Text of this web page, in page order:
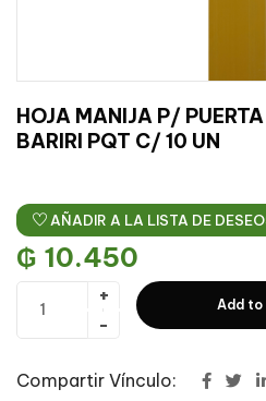
HOJA MANIJA P/
BARIRI PQT C/ 10 UN
AÑADIR A LA LISTA DE
₲ 10.450
Add
Compartir Vínculo: